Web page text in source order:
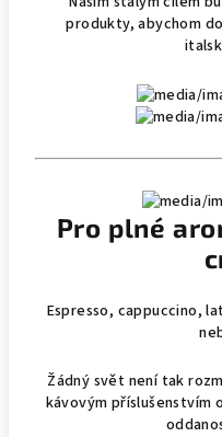
produkty, abychom
Pro plné
Espresso, cappuccino,
Žádný svět není tak
kávovým příslušenstvím